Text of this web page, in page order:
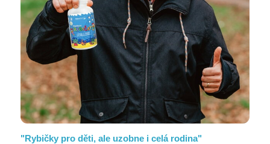
"Rybičky pro děti, ale uzobne i celá rodina"